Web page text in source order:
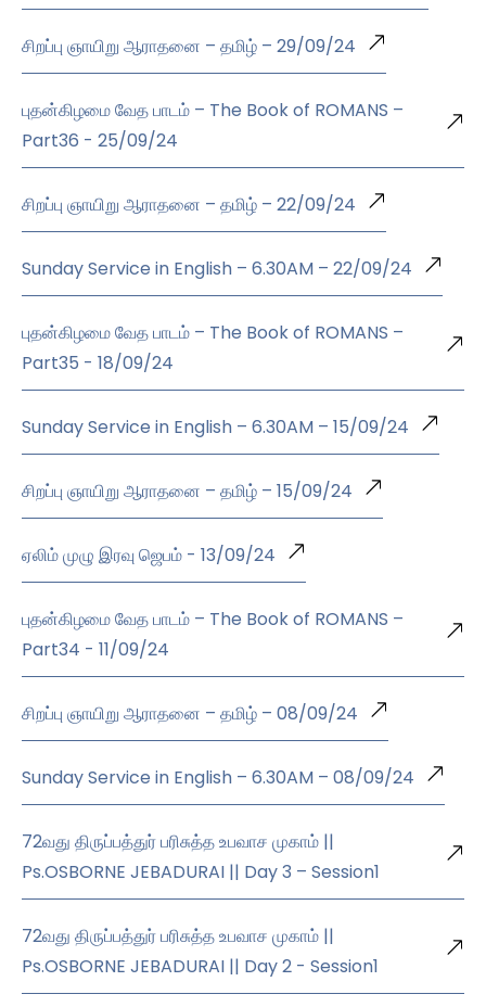
சிறப்பு ஞாயிறு ஆராதனை – தமிழ் – 29/09/24
புதன்கிழமை வேத பாடம் – The Book of ROMANS –
Part36 - 25/09/24
சிறப்பு ஞாயிறு ஆராதனை – தமிழ் – 22/09/24
Sunday Service in English – 6.30AM – 22/09/24
புதன்கிழமை வேத பாடம் – The Book of ROMANS –
Part35 - 18/09/24
Sunday Service in English – 6.30AM – 15/09/24
சிறப்பு ஞாயிறு ஆராதனை – தமிழ் – 15/09/24
ஏலிம் முழு இரவு ஜெபம் - 13/09/24
புதன்கிழமை வேத பாடம் – The Book of ROMANS –
Part34 - 11/09/24
சிறப்பு ஞாயிறு ஆராதனை – தமிழ் – 08/09/24
Sunday Service in English – 6.30AM – 08/09/24
72வது திருப்பத்துர் பரிசுத்த உபவாச முகாம் ||
Ps.OSBORNE JEBADURAI || Day 3 – Session1
72வது திருப்பத்துர் பரிசுத்த உபவாச முகாம் ||
Ps.OSBORNE JEBADURAI || Day 2 - Session1